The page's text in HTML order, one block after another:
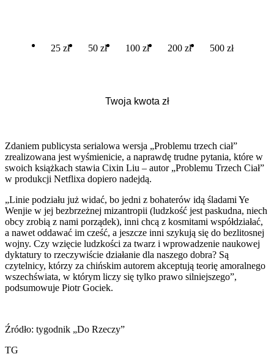
25 zł 50 zł 100 zł 200 zł 500 zł
Zdaniem publicysta serialowa wersja „Problemu trzech ciał”
zrealizowana jest wyśmienicie, a naprawdę trudne pytania, które w
swoich książkach stawia Cixin Liu – autor „Problemu Trzech Ciał”
w produkcji Netflixa dopiero nadejdą.
„Linie podziału już widać, bo jedni z bohaterów idą śladami Ye
Wenjie w jej bezbrzeżnej mizantropii (ludzkość jest paskudna, niech
obcy zrobią z nami porządek), inni chcą z kosmitami współdziałać,
a nawet oddawać im cześć, a jeszcze inni szykują się do bezlitosnej
wojny. Czy wzięcie ludzkości za twarz i wprowadzenie naukowej
dyktatury to rzeczywiście działanie dla naszego dobra? Są
czytelnicy, którzy za chińskim autorem akceptują teorię amoralnego
wszechświata, w którym liczy się tylko prawo silniejszego”,
podsumowuje Piotr Gociek.
Źródło: tygodnik „Do Rzeczy”
TG